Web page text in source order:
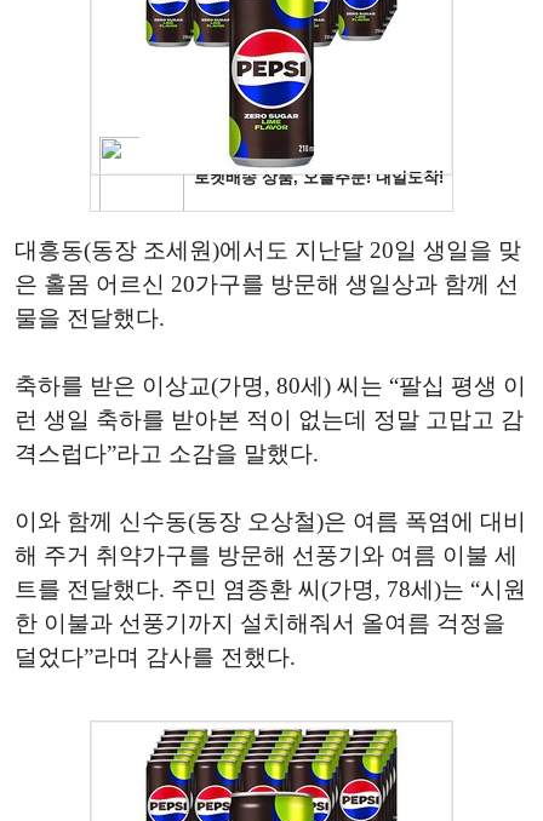
대흥동(동장 조세원)에서도 지난달 20일 생일을 맞
은 홀몸 어르신 20가구를 방문해 생일상과 함께 선
물을 전달했다.
축하를 받은 이상교(가명, 80세) 씨는 “팔십 평생 이
런 생일 축하를 받아본 적이 없는데 정말 고맙고 감
격스럽다”라고 소감을 말했다.
이와 함께 신수동(동장 오상철)은 여름 폭염에 대비
해 주거 취약가구를 방문해 선풍기와 여름 이불 세
트를 전달했다. 주민 염종환 씨(가명, 78세)는 “시원
한 이불과 선풍기까지 설치해줘서 올여름 걱정을
덜었다”라며 감사를 전했다.